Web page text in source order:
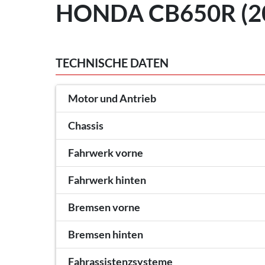
HONDA CB650R
TECHNISCHE DATEN
Motor und Antrieb
Chassis
Fahrwerk vorne
Fahrwerk hinten
Bremsen vorne
Bremsen hinten
Fahrassistenzsysteme